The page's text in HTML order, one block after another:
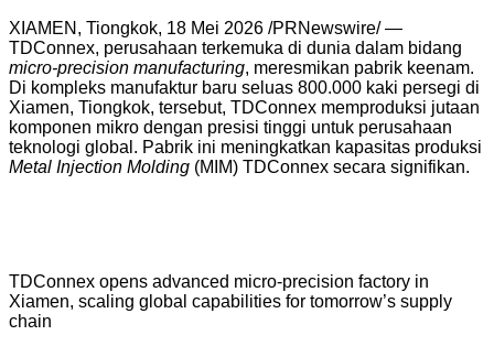
XIAMEN, Tiongkok, 18 Mei 2026 /PRNewswire/ —
TDConnex, perusahaan terkemuka di dunia dalam bidang
micro-precision manufacturing, meresmikan pabrik keenam.
Di kompleks manufaktur baru seluas 800.000 kaki persegi di
Xiamen, Tiongkok, tersebut, TDConnex memproduksi jutaan
komponen mikro dengan presisi tinggi untuk perusahaan
teknologi global. Pabrik ini meningkatkan kapasitas produksi
Metal Injection Molding (MIM) TDConnex secara signifikan.
TDConnex opens advanced micro-precision factory in
Xiamen, scaling global capabilities for tomorrow’s supply
chain